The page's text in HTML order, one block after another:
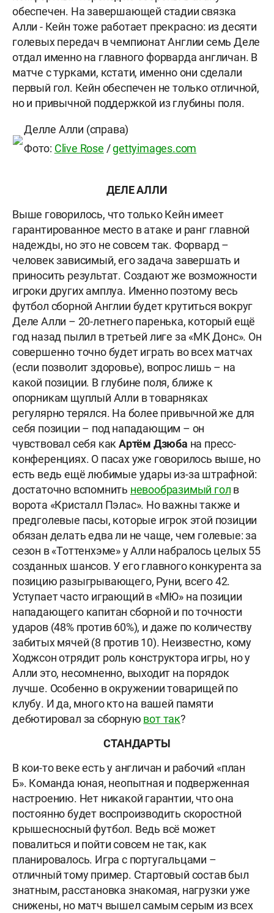
обеспечен. На завершающей стадии связка
Алли - Кейн тоже работает прекрасно: из десяти
голевых передач в чемпионат Англии семь Деле
отдал именно на главного форварда англичан. В
матче с турками, кстати, именно они сделали
первый гол. Кейн обеспечен не только отличной,
но и привычной поддержкой из глубины поля.
Делле Алли (справа)
Фото: Clive Rose /gettyimages.com
ДЕЛЕ АЛЛИ
Выше говорилось, что только Кейн имеет
гарантированное место в атаке и ранг главной
надежды, но это не совсем так. Форвард –
человек зависимый, его задача завершать и
приносить результат. Создают же возможности
игроки других амплуа. Именно поэтому весь
футбол сборной Англии будет крутиться вокруг
Деле Алли – 20-летнего паренька, который ещё
год назад пылил в третьей лиге за «МК Донс». Он
совершенно точно будет играть во всех матчах
(если позволит здоровье), вопрос лишь – на
какой позиции. В глубине поля, ближе к
опорникам щуплый Алли в товарняках
регулярно терялся. На более привычной же для
себя позиции – под нападающим – он
чувствовал себя какАртём Дзюба на пресс-
конференциях. О пасах уже говорилось выше, но
есть ведь ещё любимые удары из-за штрафной:
достаточно вспомнить невообразимый гол в
ворота «Кристалл Пэлас». Но важны также и
предголевые пасы, которые игрок этой позиции
обязан делать едва ли не чаще, чем голевые: за
сезон в «Тоттенхэме» у Алли набралось целых 55
созданных шансов. У его главного конкурента за
позицию разыгрывающего, Руни, всего 42.
Уступает часто играющий в «МЮ» на позиции
нападающего капитан сборной и по точности
ударов (48% против 60%), и даже по количеству
забитых мячей (8 против 10). Неизвестно, кому
Ходжсон отрядит роль конструктора игры, но у
Алли это, несомненно, выходит на порядок
лучше. Особенно в окружении товарищей по
клубу. И да, много кто на вашей памяти
дебютировал за сборную вот так?
СТАНДАРТЫ
В кои-то веке есть у англичан и рабочий «план
Б». Команда юная, неопытная и подверженная
настроению. Нет никакой гарантии, что она
постоянно будет воспроизводить скоростной
крышесносный футбол. Ведь всё может
повалиться и пойти совсем не так, как
планировалось. Игра с португальцами –
отличный тому пример. Стартовый состав был
знатным, расстановка знакомая, нагрузки уже
снижены, но матч вышел самым серым из всех